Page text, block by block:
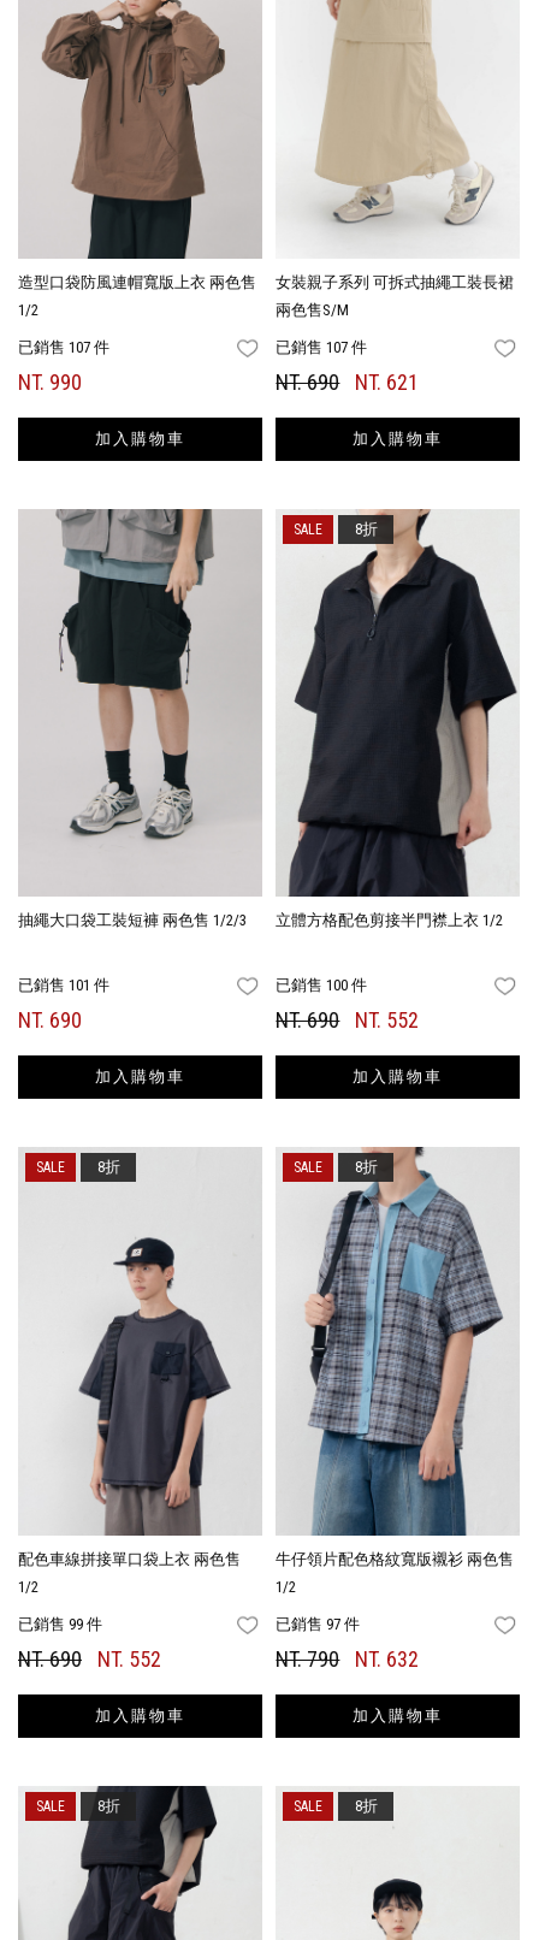
造型口袋防風連帽寬版上衣 兩色售
1/2
已銷售 107 件 FAVORITES
NT. 990
加入購物車
女裝親子系列 可拆式抽繩工裝長裙
兩色售S/M
已銷售 107 件
NT. 690 NT. 621
加入購物車
抽繩大口袋工裝短褲 兩色售 1/2/3
已銷售 101 件 FAVORITES
NT. 690
加入購物車
立體方格配色剪接半門襟上衣 1/2
已銷售 100 件
NT. 690 NT. 552
加入購物車
8折
配色車線拼接單口袋上衣 兩色售
1/2
已銷售 99 件 FAVORITES
NT. 690 NT. 552
加入購物車
8折
牛仔領片配色格紋寬版襯衫 兩色售
1/2
已銷售 97 件
NT. 790 NT. 632
加入購物車
8折
8折 8折